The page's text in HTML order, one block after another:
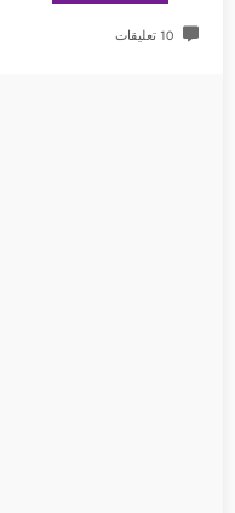
10 تعليقات